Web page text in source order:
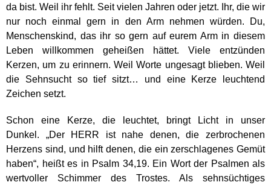
da bist. Weil ihr fehlt. Seit vielen Jahren oder jetzt. Ihr, die wir
nur noch einmal gern in den Arm nehmen würden. Du,
Menschenskind, das ihr so gern auf eurem Arm in diesem
Leben willkommen geheißen hättet. Viele entzünden
Kerzen, um zu erinnern. Weil Worte ungesagt blieben. Weil
die Sehnsucht so tief sitzt… und eine Kerze leuchtend
Zeichen setzt.
Schon eine Kerze, die leuchtet, bringt Licht in unser
Dunkel. „Der HERR ist nahe denen, die zerbrochenen
Herzens sind, und hilft denen, die ein zerschlagenes Gemüt
haben“, heißt es in Psalm 34,19. Ein Wort der Psalmen als
wertvoller Schimmer des Trostes. Als sehnsüchtiges